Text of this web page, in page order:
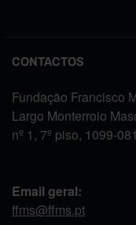
CONTACTOS
Fundação Francisco
Largo Monterroio
nº 1, 7º piso, 1099-
Email geral:
ffms@ffms.pt